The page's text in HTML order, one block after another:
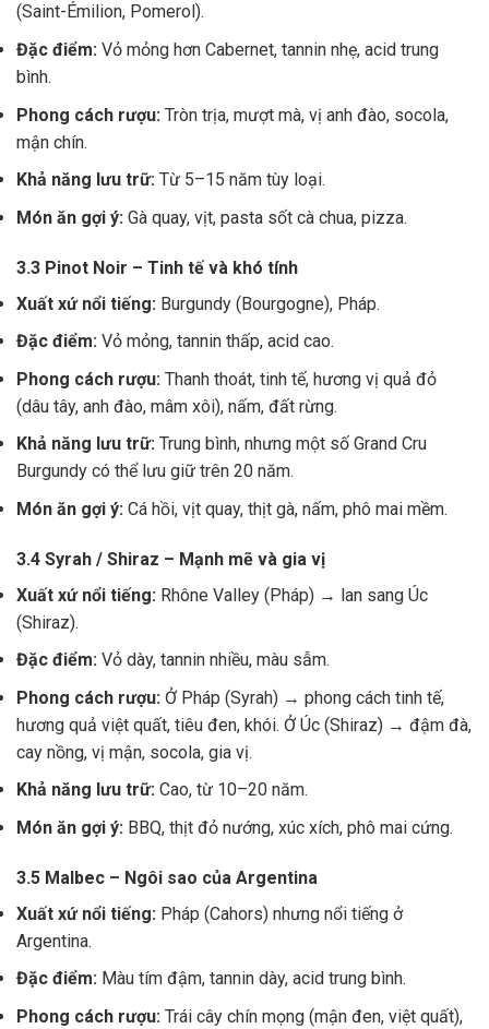
(Saint-Émilion, Pomerol).
Đặc điểm: Vỏ mỏng hơn Cabernet, tannin nhẹ, acid trung
bình.
Phong cách rượu: Tròn trịa, mượt mà, vị anh đào, socola,
mận chín.
Khả năng lưu trữ: Từ 5–15 năm tùy loại.
Món ăn gợi ý: Gà quay, vịt, pasta sốt cà chua, pizza.
3.3 Pinot Noir – Tinh tế và khó tính
Xuất xứ nổi tiếng: Burgundy (Bourgogne), Pháp.
Đặc điểm: Vỏ mỏng, tannin thấp, acid cao.
Phong cách rượu: Thanh thoát, tinh tế, hương vị quả đỏ
(dâu tây, anh đào, mâm xôi), nấm, đất rừng.
Khả năng lưu trữ: Trung bình, nhưng một số Grand Cru
Burgundy có thể lưu giữ trên 20 năm.
Món ăn gợi ý: Cá hồi, vịt quay, thịt gà, nấm, phô mai mềm.
3.4 Syrah / Shiraz – Mạnh mẽ và gia vị
Xuất xứ nổi tiếng: Rhône Valley (Pháp) → lan sang Úc
(Shiraz).
Đặc điểm: Vỏ dày, tannin nhiều, màu sẫm.
Phong cách rượu: Ở Pháp (Syrah) → phong cách tinh tế,
hương quả việt quất, tiêu đen, khói. Ở Úc (Shiraz) → đậm đà,
cay nồng, vị mận, socola, gia vị.
Khả năng lưu trữ: Cao, từ 10–20 năm.
Món ăn gợi ý: BBQ, thịt đỏ nướng, xúc xích, phô mai cứng.
3.5 Malbec – Ngôi sao của Argentina
Xuất xứ nổi tiếng: Pháp (Cahors) nhưng nổi tiếng ở
Argentina.
Đặc điểm: Màu tím đậm, tannin dày, acid trung bình.
Phong cách rượu: Trái cây chín mọng (mận đen, việt quất),